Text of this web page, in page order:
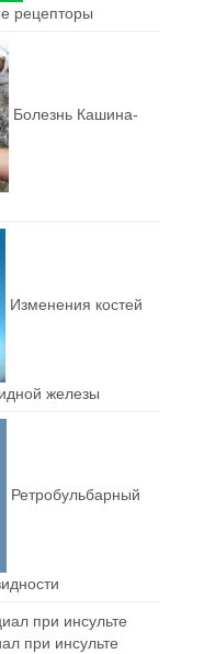
рецепторы
Болезнь Кашина-
Изменения костей
железы
Ретробульбарный
при инсульте